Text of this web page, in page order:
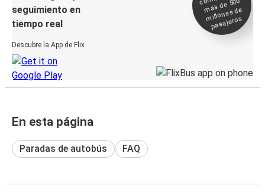
seguimiento en
tiempo real
Descubre la App de Flix
más de 500
millones de
pasajeros
En esta página
Paradas de autobús FAQ